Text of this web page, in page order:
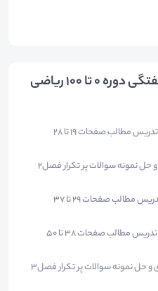
سرفصل‌های جلسات هفتگی دوره 0 تا 100 ریاضی